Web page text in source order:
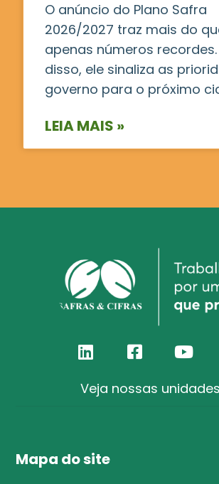
O anúncio do Plano Safra
2026/2027 traz mais do
apenas números recordes.
disso, ele sinaliza as
governo para o próximo
LEIA MAIS »
Veja nossas
Mapa do site